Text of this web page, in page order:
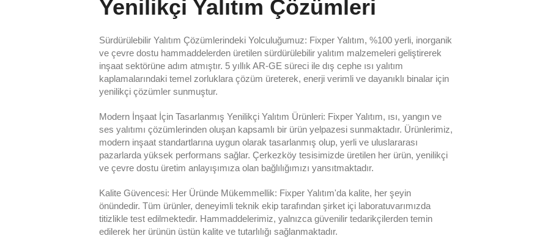
Yenilikçi Yalıtım Çözümleri
Sürdürülebilir Yalıtım Çözümlerindeki Yolculuğumuz: Fixper Yalıtım, %100 yerli, inorganik
ve çevre dostu hammaddelerden üretilen sürdürülebilir yalıtım malzemeleri geliştirerek
inşaat sektörüne adım atmıştır. 5 yıllık AR-GE süreci ile dış cephe ısı yalıtım
kaplamalarındaki temel zorluklara çözüm üreterek, enerji verimli ve dayanıklı binalar için
yenilikçi çözümler sunmuştur.
Modern İnşaat İçin Tasarlanmış Yenilikçi Yalıtım Ürünleri: Fixper Yalıtım, ısı, yangın ve
ses yalıtımı çözümlerinden oluşan kapsamlı bir ürün yelpazesi sunmaktadır. Ürünlerimiz,
modern inşaat standartlarına uygun olarak tasarlanmış olup, yerli ve uluslararası
pazarlarda yüksek performans sağlar. Çerkezköy tesisimizde üretilen her ürün, yenilikçi
ve çevre dostu üretim anlayışımıza olan bağlılığımızı yansıtmaktadır.
Kalite Güvencesi: Her Üründe Mükemmellik: Fixper Yalıtım'da kalite, her şeyin
önündedir. Tüm ürünler, deneyimli teknik ekip tarafından şirket içi laboratuvarımızda
titizlikle test edilmektedir. Hammaddelerimiz, yalnızca güvenilir tedarikçilerden temin
edilerek her ürünün üstün kalite ve tutarlılığı sağlanmaktadır.